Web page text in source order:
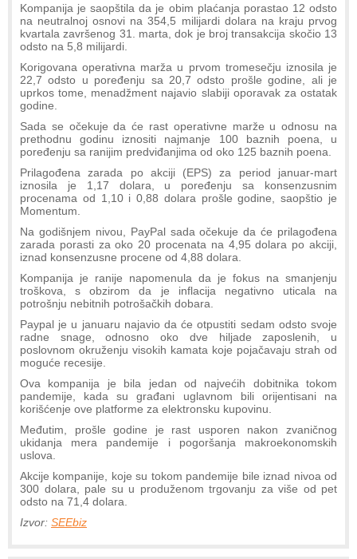
Kompanija je saopštila da je obim plaćanja porastao 12 odsto
na neutralnoj osnovi na 354,5 milijardi dolara na kraju prvog
kvartala završenog 31. marta, dok je broj transakcija skočio 13
odsto na 5,8 milijardi.
Korigovana operativna marža u prvom tromesečju iznosila je
22,7 odsto u poređenju sa 20,7 odsto prošle godine, ali je
uprkos tome, menadžment najavio slabiji oporavak za ostatak
godine.
Sada se očekuje da će rast operativne marže u odnosu na
prethodnu godinu iznositi najmanje 100 baznih poena, u
poređenju sa ranijim predviđanjima od oko 125 baznih poena.
Prilagođena zarada po akciji (EPS) za period januar-mart
iznosila je 1,17 dolara, u poređenju sa konsenzusnim
procenama od 1,10 i 0,88 dolara prošle godine, saopštio je
Momentum.
Na godišnjem nivou, PayPal sada očekuje da će prilagođena
zarada porasti za oko 20 procenata na 4,95 dolara po akciji,
iznad konsenzusne procene od 4,88 dolara.
Kompanija je ranije napomenula da je fokus na smanjenju
troškova, s obzirom da je inflacija negativno uticala na
potrošnju nebitnih potrošačkih dobara.
Paypal je u januaru najavio da će otpustiti sedam odsto svoje
radne snage, odnosno oko dve hiljade zaposlenih, u
poslovnom okruženju visokih kamata koje pojačavaju strah od
moguće recesije.
Ova kompanija je bila jedan od najvećih dobitnika tokom
pandemije, kada su građani uglavnom bili orijentisani na
korišćenje ove platforme za elektronsku kupovinu.
Međutim, prošle godine je rast usporen nakon zvaničnog
ukidanja mera pandemije i pogoršanja makroekonomskih
uslova.
Akcije kompanije, koje su tokom pandemije bile iznad nivoa od
300 dolara, pale su u produženom trgovanju za više od pet
odsto na 71,4 dolara.
Izvor: SEEbiz